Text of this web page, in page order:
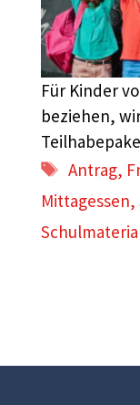
Für Kinder
beziehen,
Antrag,
Mittagessen,